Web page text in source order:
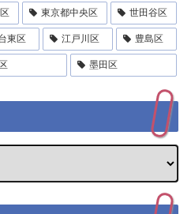
東京都中央区 世田谷区
東区 江戸川区 豊島区
墨田区